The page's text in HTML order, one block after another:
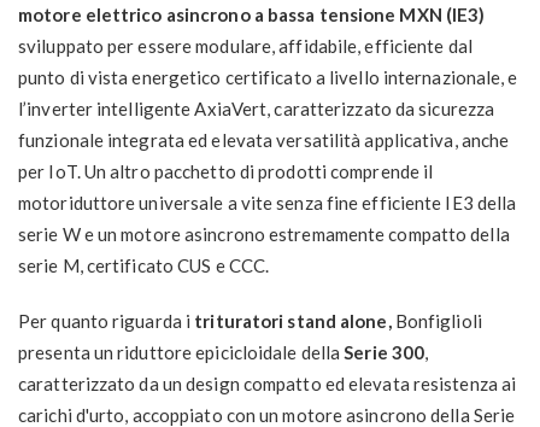
motore elettrico asincrono a bassa tensione MXN (IE3)
sviluppato per essere modulare, affidabile, efficiente dal
punto di vista energetico certificato a livello internazionale, e
l’inverter intelligente AxiaVert, caratterizzato da sicurezza
funzionale integrata ed elevata versatilità applicativa, anche
per IoT. Un altro pacchetto di prodotti comprende il
motoriduttore universale a vite senza fine efficiente IE3 della
serie W e un motore asincrono estremamente compatto della
serie M, certificato CUS e CCC.
Per quanto riguarda i trituratori stand alone,Bonfiglioli
presenta un riduttore epicicloidale dellaSerie 300,
caratterizzato da un design compatto ed elevata resistenza ai
carichi d'urto, accoppiato con un motore asincrono della Serie